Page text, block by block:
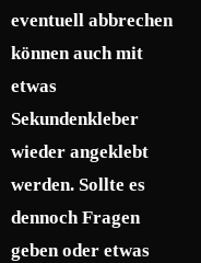
eventuell abbrechen
können auch mit
etwas
Sekundenkleber
wieder angeklebt
werden. Sollte es
dennoch Fragen
geben oder etwas